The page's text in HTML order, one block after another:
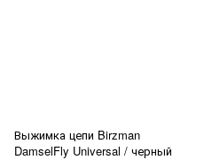
Выжимка цепи Birzman
DamselFly Universal / черный